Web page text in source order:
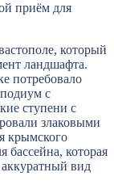
приём для
который
ландшафта.
потребовало
с
ступени с
злаковыми
крымского
бассейна, которая
аккуратный вид